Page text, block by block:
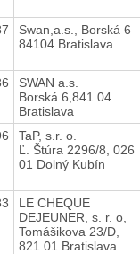
Swan,a.s., Borská 6
84104 Bratislava
SWAN a.s.
Borská 6,841 04
Bratislava
TaP, s.r. o.
Ľ. Štúra 2296/8, 026
01 Dolný Kubín
LE CHEQUE
DEJEUNER, s. r. o,
Tomášikova 23/D,
821 01 Bratislava